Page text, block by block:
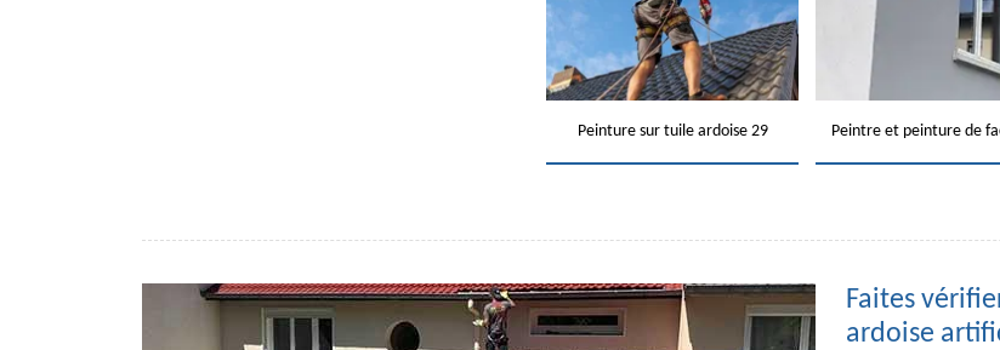
Peinture sur tuile ardoise 29 Peintre et peinture de
Faites
ardoise